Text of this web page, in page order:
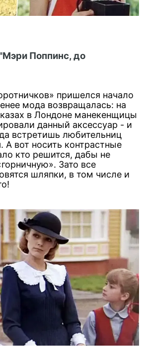
Поппинс, до
пришелся начало
мода возвращалась: на
в Лондоне манекенщицы
данный аксессуар - и
встретишь любительниц
А вот носить контрастные
кто решится, дабы не
Зато все
шляпки, в том числе и